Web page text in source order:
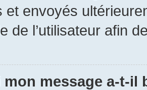
et envoyés
de l’utilisateur afin
message a-t-il